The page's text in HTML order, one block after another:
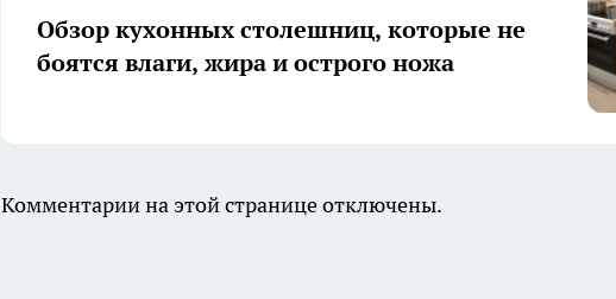
Обзор кухонных столешниц, которые не
боятся влаги, жира и острого ножа
Комментарии на этой странице отключены.